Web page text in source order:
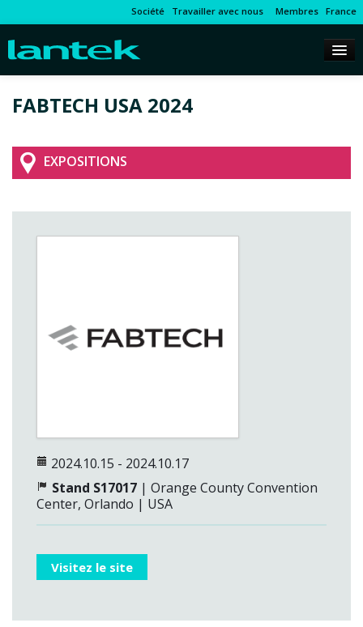
Société Travailler avec nous Membres France
FABTECH USA 2024
EXPOSITIONS
2024.10.15 - 2024.10.17
Stand S17017 | Orange County Convention
Center, Orlando | USA
Visitez le site